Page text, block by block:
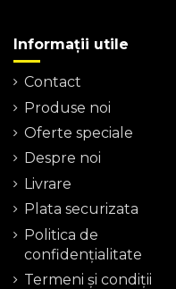
Informații utile
Contact
Produse noi
Oferte speciale
Despre noi
Livrare
Plata securizata
Politica de
confidențialitate
Termeni şi condiţii